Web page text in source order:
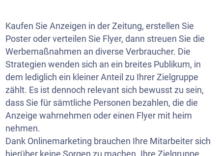
Kaufen Sie Anzeigen in der Zeitung, erstellen Sie
Poster oder verteilen Sie Flyer, dann streuen Sie die
Werbemaßnahmen an diverse Verbraucher. Die
Strategien wenden sich an ein breites Publikum, in
dem lediglich ein kleiner Anteil zu Ihrer Zielgruppe
zählt. Es ist dennoch relevant sich bewusst zu sein,
dass Sie für sämtliche Personen bezahlen, die die
Anzeige wahrnehmen oder einen Flyer mit heim
nehmen.
Dank Onlinemarketing brauchen Ihre Mitarbeiter sich